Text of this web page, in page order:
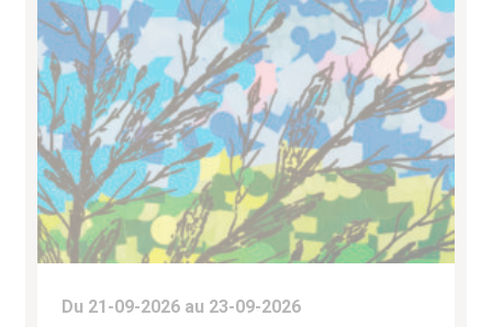
Du 21-09-2026 au 23-09-2026